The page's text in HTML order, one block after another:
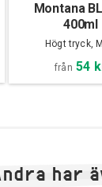
Montana
400ml
Högt tryck,
från 54
har